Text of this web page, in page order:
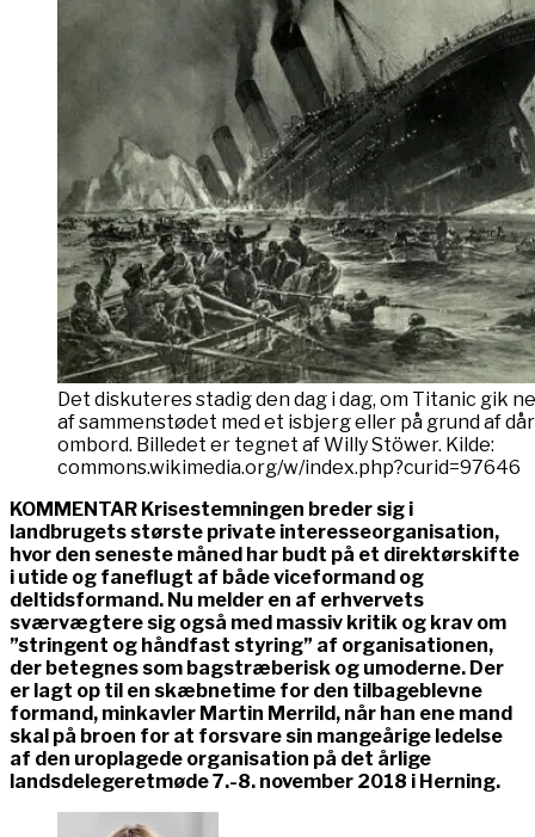
Det diskuteres stadig den dag i dag, om Titanic gik
af sammenstødet med et isbjerg eller på grund af
ombord. Billedet er tegnet af Willy Stöwer. Kilde:
commons.wikimedia.org/w/index.php?curid=97646
KOMMENTAR Krisestemningen breder sig i
landbrugets største private interesseorganisation,
hvor den seneste måned har budt på et direktørskifte
i utide og faneflugt af både viceformand og
deltidsformand. Nu melder en af erhvervets
sværvægtere sig også med massiv kritik og krav om
”stringent og håndfast styring” af organisationen,
der betegnes som bagstræberisk og umoderne. Der
er lagt op til en skæbnetime for den tilbageblevne
formand, minkavler Martin Merrild, når han ene mand
skal på broen for at forsvare sin mangeårige ledelse
af den uroplagede organisation på det årlige
landsdelegeretmøde 7.-8. november 2018 i Herning.